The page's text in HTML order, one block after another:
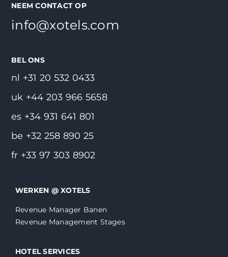
NEEM CONTACT OP
info@xotels.com
BEL ONS
nl +31 20 532 0433
uk +44 203 966 5658
es +34 931 641 801
be +32 258 890 25
fr +33 97 303 8902
WERKEN @ XOTELS
Revenue Manager Banen
Revenue Management Stages
HOTEL SERVICES